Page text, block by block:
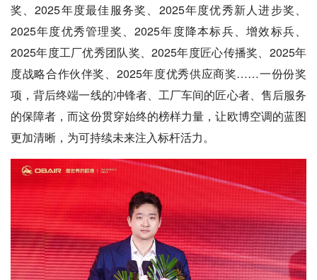
奖、2025年度最佳服务奖、2025年度优秀新人进步奖、
2025年度优秀管理奖、2025年度降本标兵、增效标兵、
2025年度工厂优秀团队奖、2025年度匠心传播奖、2025年
度战略合作伙伴奖、2025年度优秀供应商奖……一份份奖
项，背后终端一线的冲锋者、工厂车间的匠心者、售后服务
的保障者，而这份贯穿始终的榜样力量，让欧博空调的蓝图
更加清晰，为可持续未来注入标杆活力。